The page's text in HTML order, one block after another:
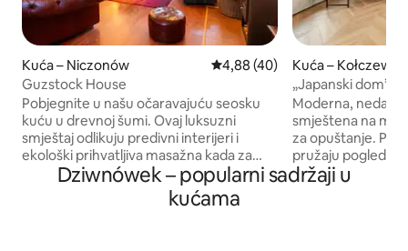
Kuća – Niczonów Prosječna ocjena: 4,88/5,
4,88 (40)
Guzstock House
Pobjegnite u našu očaravajuću seosku
kuću u drevnoj šumi. Ovaj luksuzni
smještaj odlikuju predivni interijeri i
ekološki prihvatljiva masažna kada za
opuštanje pod zvijezdama. Uživajte u
mirnim šetnicama ili obiteljskim
pustolovinama u obližnjim obalnim
Kuća – Kołczewo
„Japanski dom” •
Moderna,
smještena na
za opuštanje.
pružaju pogled
terasa na blagoj
da uživate u
Dziwnówek – popularni sadržaji u
kućama